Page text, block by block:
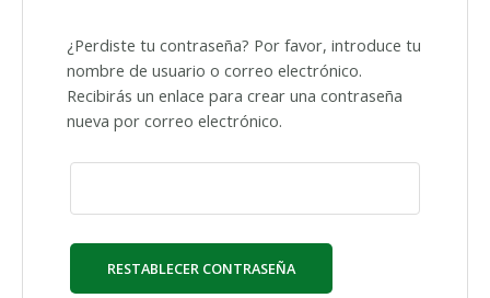
¿Perdiste tu contraseña? Por favor, introduce tu
nombre de usuario o correo electrónico.
Recibirás un enlace para crear una contraseña
nueva por correo electrónico.
RESTABLECER CONTRASEÑA